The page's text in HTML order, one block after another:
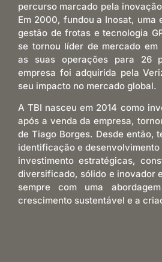
percurso marcado pela
Em 2000, fundou a Inosat, uma
gestão de frotas e tecnologia
se tornou líder de mercado em
as suas operações para 26
empresa foi adquirida pela
seu impacto no mercado global.
A TBI nasceu em 2014 como
após a venda da empresa,
de Tiago Borges. Desde então,
identificação e desenvolvimento
investimento estratégicas,
diversificado, sólido e inovador
sempre com uma
crescimento sustentável e a